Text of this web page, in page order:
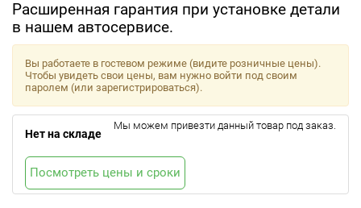
Расширенная гарантия при установке детали
в нашем автосервисе.
Вы работаете в гостевом режиме (видите розничные цены).
Чтобы увидеть свои цены, вам нужно войти под своим
паролем (или зарегистрироваться).
Нет на складе
Мы можем привезти данный товар под заказ.
Посмотреть цены и сроки